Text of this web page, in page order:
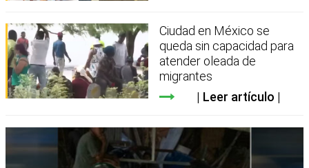
Ciudad en México se
queda sin capacidad para
atender oleada de
migrantes
Leer artículo